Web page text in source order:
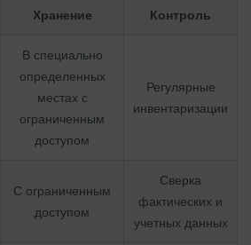
Хранение Контроль
В специально
определенных
местах с
ограниченным
доступом
Регулярные
инвентаризации
С ограниченным
доступом
Сверка
фактических и
учетных данных